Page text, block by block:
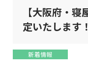
【大阪府・
定いたします
新着情報